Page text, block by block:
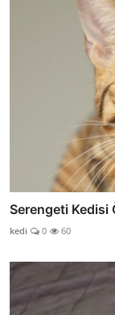
Serengeti Kedisi
kedi 0 60